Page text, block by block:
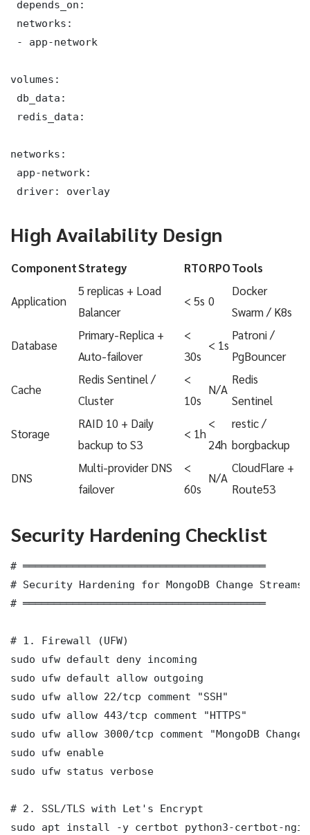
depends_on:
networks:
- app-network
volumes:
db_data:
redis_data:
networks:
app-network:
driver: overlay
High Availability Design
ComponentStrategy RTORPOTools
Application
5 replicas + Load
Balancer
< 5s 0
Docker
Swarm / K8s
Database
Primary-Replica +
Auto-failover
<
30s
< 1s
Patroni /
PgBouncer
Cache
Redis Sentinel /
Cluster
<
10s
N/A
Redis
Sentinel
Storage
RAID 10 + Daily
backup to S3
< 1h
<
24h
restic /
borgbackup
DNS
Multi-provider DNS
failover
<
60s
N/A
CloudFlare +
Route53
Security Hardening Checklist
# ═══════════════════════════════════════
# Security Hardening for MongoDB Change
# ═══════════════════════════════════════
# 1. Firewall (UFW)
sudo ufw default deny incoming
sudo ufw default allow outgoing
sudo ufw allow 22/tcp comment "SSH"
sudo ufw allow 443/tcp comment "HTTPS"
sudo ufw allow 3000/tcp comment "MongoDB
sudo ufw enable
sudo ufw status verbose
# 2. SSL/TLS with Let's Encrypt
sudo apt install -y certbot python3-certbot-